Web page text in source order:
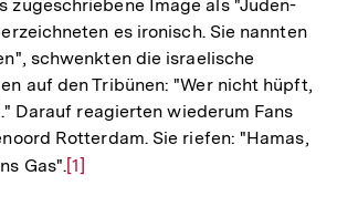
zugeschriebene Image als "Juden-
es ironisch. Sie nannten
schwenkten die israelische
auf den Tribünen: "Wer nicht hüpft,
Darauf reagierten wiederum Fans
Rotterdam. Sie riefen: "Hamas,
Gas".Zur
[1]